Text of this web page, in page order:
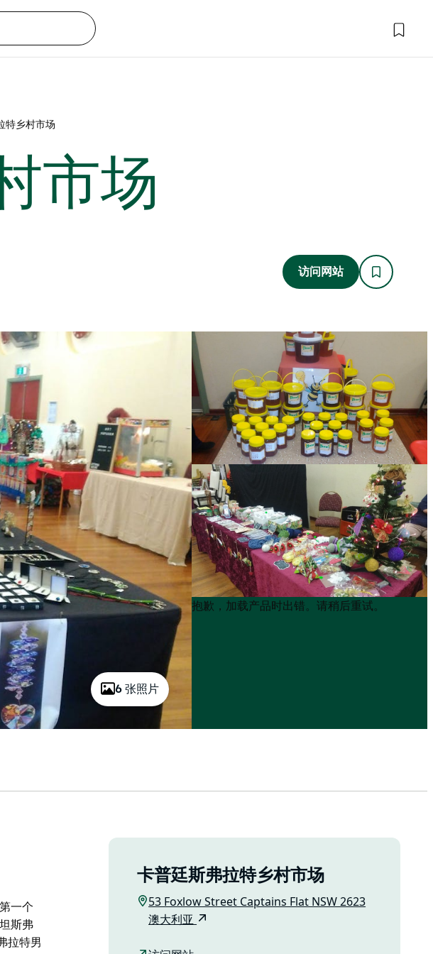
特乡村市场
市场
访问网站
6 张照片
Product
Product
抱歉，加载产品时出错。请稍后重试。
一个
斯弗
拉特男
卡普廷斯弗拉特乡村市场
53 Foxlow Street Captains Flat NSW 2623
澳大利亚